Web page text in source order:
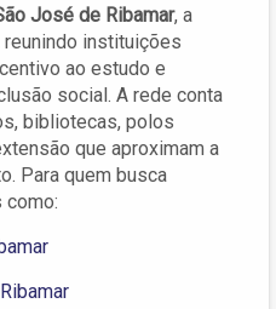
José de Ribamar, a
instituições
ao estudo e
social. A rede conta
bibliotecas, polos
que aproximam a
Para quem busca
como: